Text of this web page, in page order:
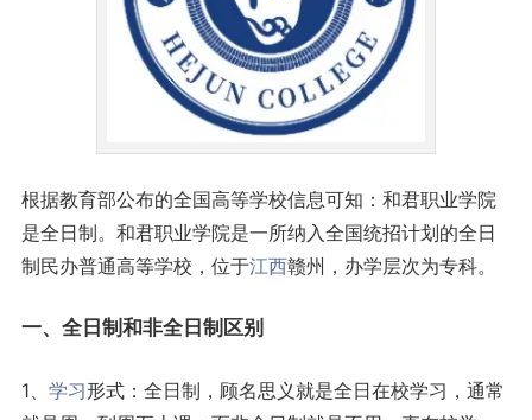
根据教育部公布的全国高等学校信息可知：和君职业学院
是全日制。和君职业学院是一所纳入全国统招计划的全日
制民办普通高等学校，位于江西赣州，办学层次为专科。
一、全日制和非全日制区别
1、 学习形式：全日制，顾名思义就是全日在校学习，通常